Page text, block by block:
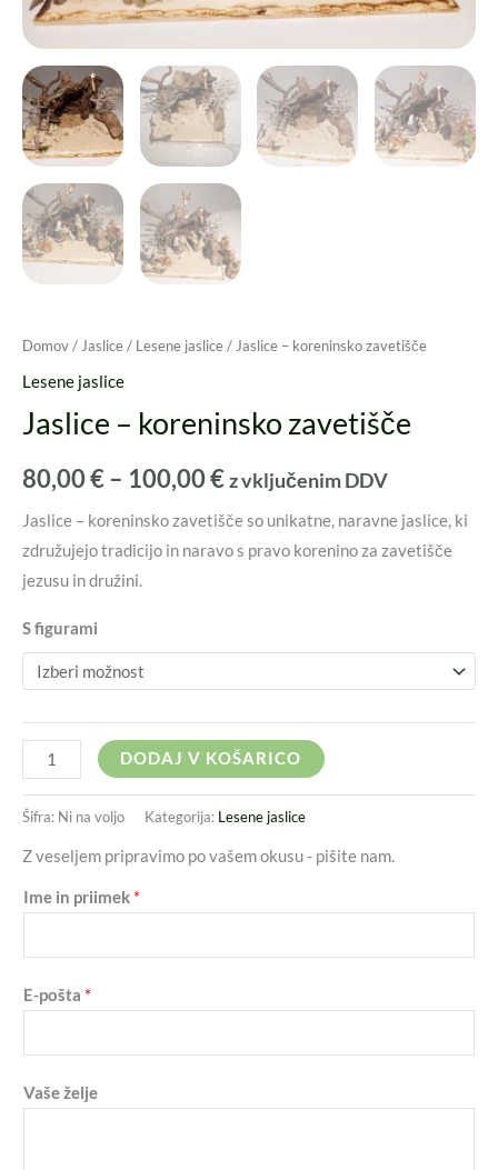
Domov/Jaslice/ Lesene jaslice/ Jaslice – koreninsko zavetišče
Lesene jaslice
Jaslice – koreninsko zavetišče
80,00€– 100,00€z vključenim DDV
Jaslice – koreninsko zavetišče so unikatne, naravne jaslice, ki
združujejo tradicijo in naravo s pravo korenino za zavetišče
jezusu in družini.
S figurami
DODAJ V KOŠARICO
Šifra: Ni na voljo Kategorija: Lesene jaslice
Z veseljem pripravimo po vašem okusu - pišite nam.
Ime in priimek *
E-pošta *
Vaše želje